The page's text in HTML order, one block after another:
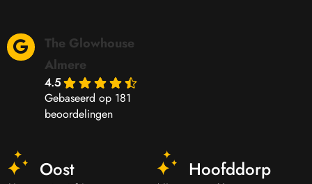
The Glowhouse
Almere
4.5
Gebaseerd op 181
beoordelingen
Oost Hoofddorp